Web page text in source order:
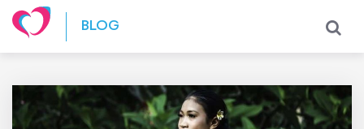
Skip to content
BLOG